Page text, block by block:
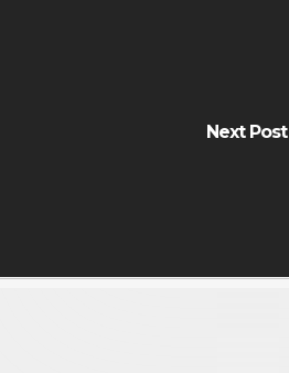
Next Post